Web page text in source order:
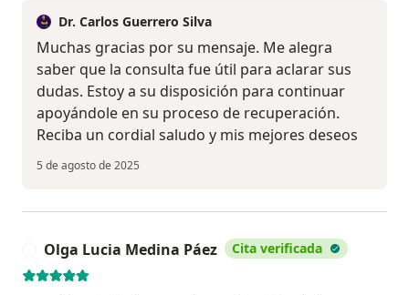
Dr. Carlos Guerrero Silva
Muchas gracias por su mensaje. Me alegra
saber que la consulta fue útil para aclarar sus
dudas. Estoy a su disposición para continuar
apoyándole en su proceso de recuperación.
Reciba un cordial saludo y mis mejores deseos
5 de agosto de 2025
Olga Lucia Medina Páez Cita verificada